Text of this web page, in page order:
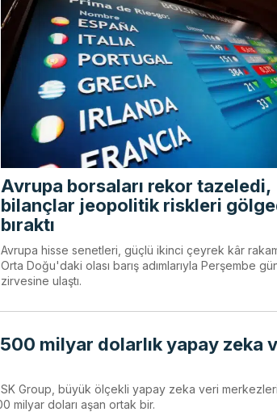
Avrupa borsaları rekor tazeledi,
bilançlar jeopolitik riskleri
bıraktı
Avrupa hisse senetleri, güçlü ikinci çeyrek kâr
Orta Doğu'daki olası barış adımlarıyla Perşembe
zirvesine ulaştı.
milyar dolarlık yapay zeka
Group, büyük ölçekli yapay zeka veri
milyar doları aşan ortak bir.